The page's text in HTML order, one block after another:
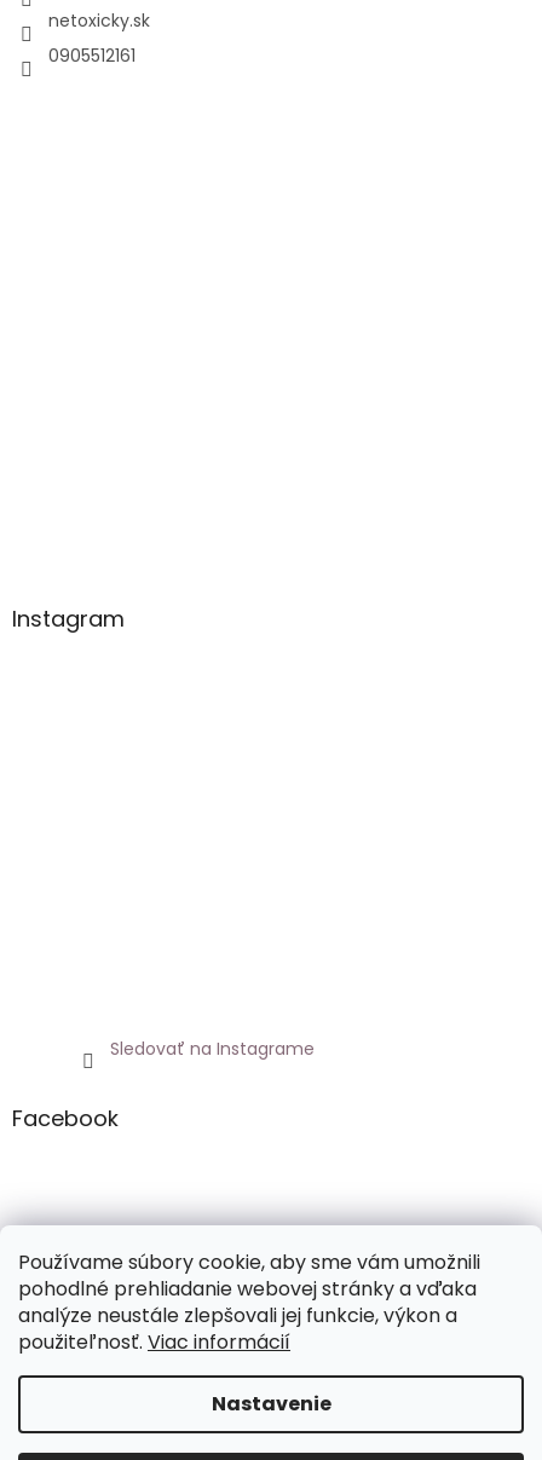
Používame súbory cookie, aby sme vám umožnili
pohodlné prehliadanie webovej stránky a vďaka
analýze neustále zlepšovali jej funkcie, výkon a
použiteľnosť. Viac informácií
Nastavenie
netoxicky.sk
0905512161
Instagram
Sledovať na Instagrame
Facebook
Netoxicky.sk